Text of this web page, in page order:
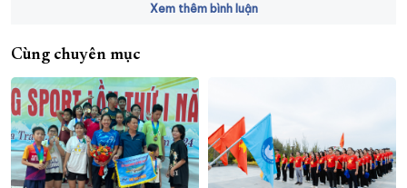
Xem thêm bình luận
Cùng chuyên mục